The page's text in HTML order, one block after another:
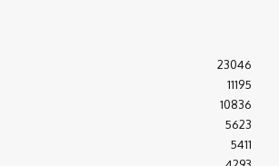
23046
11195
10836
5623
5411